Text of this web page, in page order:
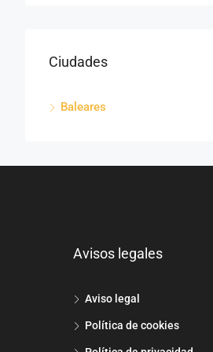
Ciudades
Baleares
Avisos legales
Aviso legal
Política de cookies